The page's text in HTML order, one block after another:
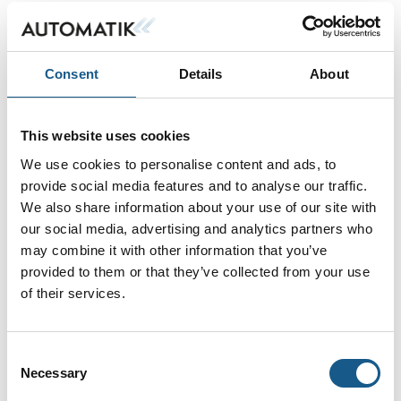
Consent Details About
This website uses cookies
We use cookies to personalise content and ads, to
provide social media features and to analyse our traffic.
We also share information about your use of our site with
our social media, advertising and analytics partners who
may combine it with other information that you’ve
provided to them or that they’ve collected from your use
of their services.
Selection
Necessary
Maksimal ydeevne på minimal plads. Med Compact
Controller 100 tilbyder WAGO nu en mindre controller